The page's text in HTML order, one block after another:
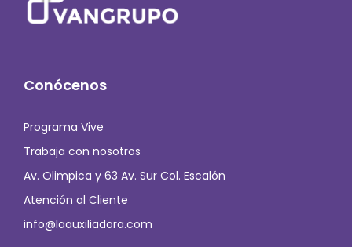
Conócenos
Programa Vive
Trabaja con nosotros
Av. Olimpica y 63 Av. Sur Col. Escalón
Atención al Cliente
info@laauxiliadora.com